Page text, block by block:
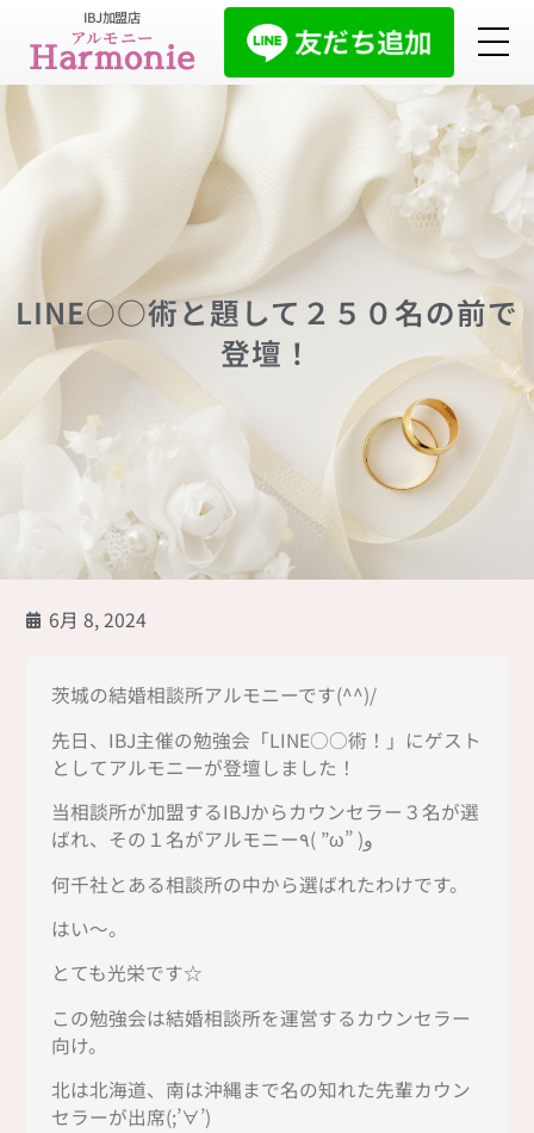
IBJ加盟店
アルモニー
Harmonie
LINE○○術と題して２５０名の前で
登壇！
6月 8, 2024
茨城の結婚相談所アルモニーです(^^)/
先日、IBJ主催の勉強会「LINE○○術！」にゲスト
としてアルモニーが登壇しました！
当相談所が加盟するIBJからカウンセラー３名が選
ばれ、その１名がアルモニー٩( ”ω” )و
何千社とある相談所の中から選ばれたわけです。
はい～。
とても光栄です☆
この勉強会は結婚相談所を運営するカウンセラー
向け。
北は北海道、南は沖縄まで名の知れた先輩カウン
セラーが出席(;’∀’)